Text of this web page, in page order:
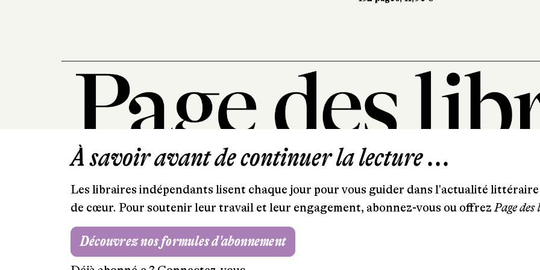
101, rue Saint-Lazare
T. 01 44 41 97 20
À savoir avant de continuer la lecture ...
Les libraires indépendants lisent chaque jour pour vous guider dans l'actualité
de cœur. Pour soutenir leur travail et leur engagement, abonnez-vous ou offrezPage
Découvrez nos formules d'abonnement